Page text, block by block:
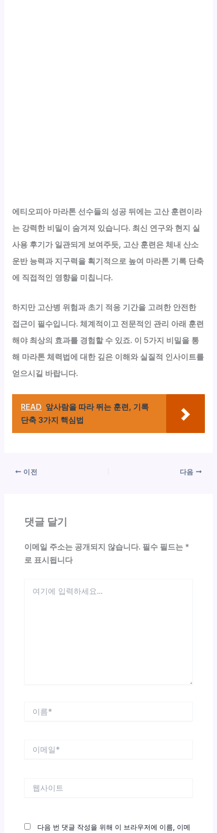
에티오피아 마라톤 선수들의 성공 뒤에는 고산 훈련이라
는 강력한 비밀이 숨겨져 있습니다. 최신 연구와 현지 실
사용 후기가 일관되게 보여주듯, 고산 훈련은 체내 산소
운반 능력과 지구력을 획기적으로 높여 마라톤 기록 단축
에 직접적인 영향을 미칩니다.
하지만 고산병 위험과 초기 적응 기간을 고려한 안전한
접근이 필수입니다. 체계적이고 전문적인 관리 아래 훈련
해야 최상의 효과를 경험할 수 있죠. 이 5가지 비밀을 통
해 마라톤 체력법에 대한 깊은 이해와 실질적 인사이트를
얻으시길 바랍니다.
READ 앞사람을 따라 뛰는 훈련, 기록
단축 3가지 핵심법
이전 다음
댓글 달기
이메일 주소는 공개되지 않습니다. 필수 필드는 *
로 표시됩니다
다음 번 댓글 작성을 위해 이 브라우저에 이름, 이메